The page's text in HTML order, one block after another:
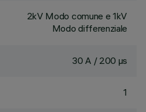
2kV Modo comune e 1kV
Modo differenziale
30 A / 200 µs
1